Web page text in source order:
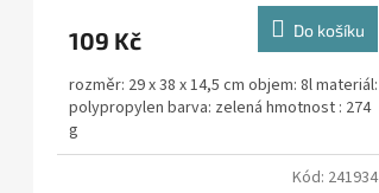
109 Kč Do košíku
rozměr: 29 x 38 x 14,5 cm objem: 8l materiál:
polypropylen barva: zelená hmotnost : 274
g
Kód: 241934